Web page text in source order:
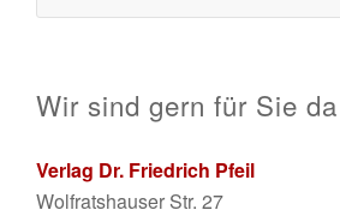
Wir sind gern für Sie da
Verlag Dr. Friedrich Pfeil
Wolfratshauser Str. 27